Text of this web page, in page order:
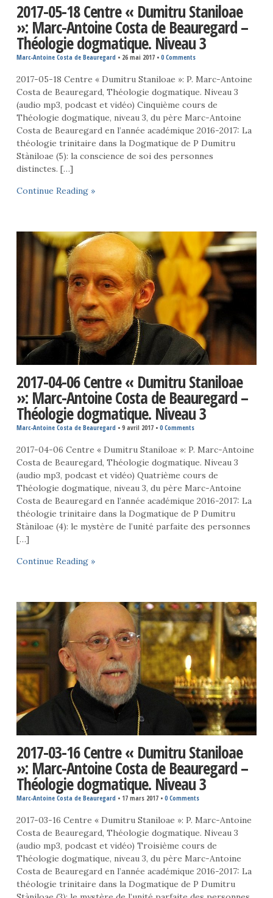
2017-05-18 Centre « Dumitru Staniloae
»: Marc-Antoine Costa de Beauregard –
Théologie dogmatique. Niveau 3
Marc-Antoine Costa de Beauregard • 26 mai 2017• 0 Comments
2017-05-18 Centre « Dumitru Staniloae »: P. Marc-Antoine
Costa de Beauregard, Théologie dogmatique. Niveau 3
(audio mp3, podcast et vidéo) Cinquième cours de
Théologie dogmatique, niveau 3, du père Marc-Antoine
Costa de Beauregard en l’année académique 2016-2017: La
théologie trinitaire dans la Dogmatique de P Dumitru
Stàniloae (5): la conscience de soi des personnes
distinctes. […]
Continue Reading »
2017-04-06 Centre « Dumitru Staniloae
»: Marc-Antoine Costa de Beauregard –
Théologie dogmatique. Niveau 3
Marc-Antoine Costa de Beauregard • 9 avril 2017• 0 Comments
2017-04-06 Centre « Dumitru Staniloae »: P. Marc-Antoine
Costa de Beauregard, Théologie dogmatique. Niveau 3
(audio mp3, podcast et vidéo) Quatrième cours de
Théologie dogmatique, niveau 3, du père Marc-Antoine
Costa de Beauregard en l’année académique 2016-2017: La
théologie trinitaire dans la Dogmatique de P Dumitru
Stàniloae (4): le mystère de l’unité parfaite des personnes
[…]
Continue Reading »
2017-03-16 Centre « Dumitru Staniloae
»: Marc-Antoine Costa de Beauregard –
Théologie dogmatique. Niveau 3
Marc-Antoine Costa de Beauregard • 17 mars 2017• 0 Comments
2017-03-16 Centre « Dumitru Staniloae »: P. Marc-Antoine
Costa de Beauregard, Théologie dogmatique. Niveau 3
(audio mp3, podcast et vidéo) Troisième cours de
Théologie dogmatique, niveau 3, du père Marc-Antoine
Costa de Beauregard en l’année académique 2016-2017: La
théologie trinitaire dans la Dogmatique de P Dumitru